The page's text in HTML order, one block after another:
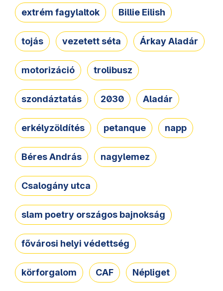
extrém fagylaltok Billie Eilish
tojás vezetett séta Árkay Aladár
motorizáció trolibusz
szondáztatás 2030 Aladár
erkélyzöldítés petanque napp
Béres András nagylemez
Csalogány utca
slam poetry országos bajnokság
fővárosi helyi védettség
körforgalom CAF Népliget